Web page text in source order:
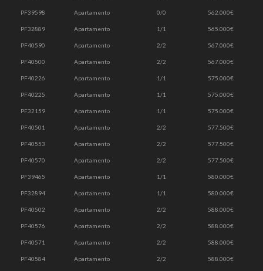
PF39598 Apartamento 0/0 562.000€
PF32889 Apartamento 1/1 565.000€
PF40590 Apartamento 2/2 567.000€
PF40500 Apartamento 2/2 567.000€
PF40226 Apartamento 1/1 575.000€
PF40225 Apartamento 1/1 575.000€
PF32159 Apartamento 1/1 575.000€
PF40501 Apartamento 2/2 577.500€
PF40553 Apartamento 2/2 577.500€
PF40570 Apartamento 2/2 577.500€
PF39465 Apartamento 1/1 580.000€
PF32894 Apartamento 1/1 580.000€
PF40502 Apartamento 2/2 588.000€
PF40576 Apartamento 2/2 588.000€
PF40571 Apartamento 2/2 588.000€
PF40584 Apartamento 2/2 588.000€